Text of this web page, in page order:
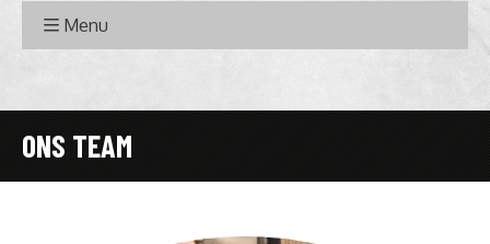
Menu
ONS TEAM